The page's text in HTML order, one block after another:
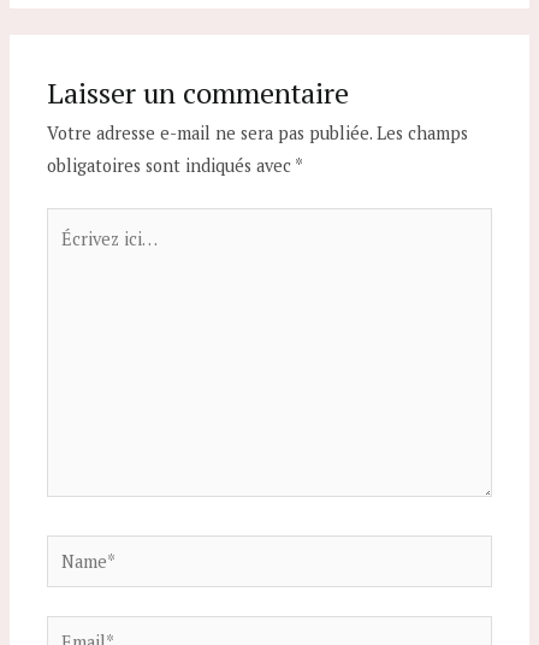
Laisser un commentaire
Votre adresse e-mail ne sera pas publiée. Les champs
obligatoires sont indiqués avec *
Écrivez
Name*
Email*